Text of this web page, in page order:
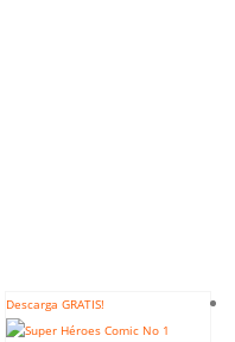
Descarga GRATIS!